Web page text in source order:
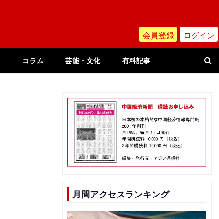
会員登録 ログイン
コラム 芸能・文化 有料記事
月間アクセスランキング